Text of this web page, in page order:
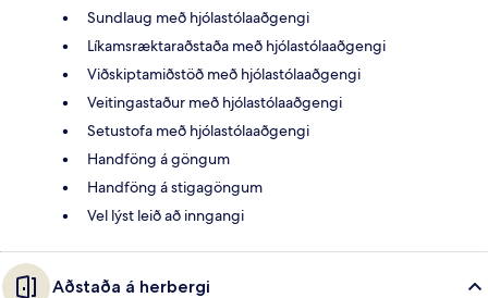
Sundlaug með hjólastólaaðgengi
Líkamsræktaraðstaða með hjólastólaaðgengi
Viðskiptamiðstöð með hjólastólaaðgengi
Veitingastaður með hjólastólaaðgengi
Setustofa með hjólastólaaðgengi
Handföng á göngum
Handföng á stigagöngum
Vel lýst leið að inngangi
Aðstaða á herbergi